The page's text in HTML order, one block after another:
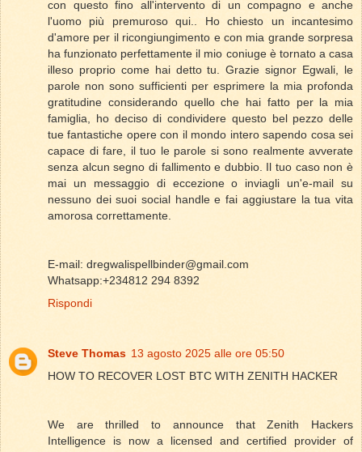
con questo fino all'intervento di un compagno e anche
l'uomo più premuroso qui.. Ho chiesto un incantesimo
d'amore per il ricongiungimento e con mia grande sorpresa
ha funzionato perfettamente il mio coniuge è tornato a casa
illeso proprio come hai detto tu. Grazie signor Egwali, le
parole non sono sufficienti per esprimere la mia profonda
gratitudine considerando quello che hai fatto per la mia
famiglia, ho deciso di condividere questo bel pezzo delle
tue fantastiche opere con il mondo intero sapendo cosa sei
capace di fare, il tuo le parole si sono realmente avverate
senza alcun segno di fallimento e dubbio. Il tuo caso non è
mai un messaggio di eccezione o inviagli un'e-mail su
nessuno dei suoi social handle e fai aggiustare la tua vita
amorosa correttamente.
E-mail: dregwalispellbinder@gmail.com
Whatsapp:+234812 294 8392
Rispondi
Steve Thomas 13 agosto 2025 alle ore 05:50
HOW TO RECOVER LOST BTC WITH ZENITH HACKER
We are thrilled to announce that Zenith Hackers
Intelligence is now a licensed and certified provider of